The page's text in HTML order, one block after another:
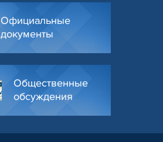
Официальные
документы
Общественные
обсуждения